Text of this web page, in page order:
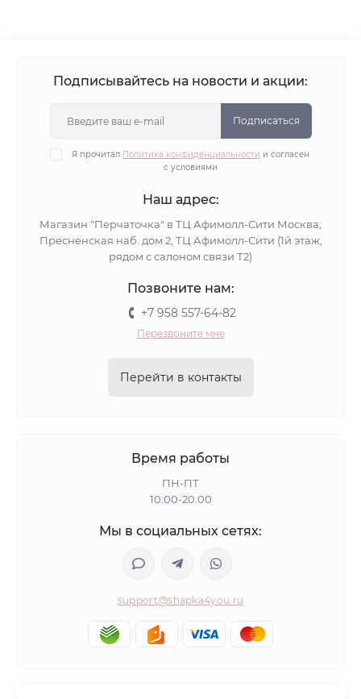
Подписывайтесь на новости и акции:
Подписаться
Я прочитал Политика конфиденциальности и согласен
с условиями
Наш адрес:
Магазин "Перчаточка" в ТЦ Афимолл-Сити Москва,
Пресненская наб. дом 2, ТЦ Афимолл-Сити (1й этаж,
рядом с салоном связи Т2)
Позвоните нам:
+7 958 557-64-82
Перезвоните мне
Перейти в контакты
Время работы
ПН-ПТ
10:00-20:00
Мы в социальных сетях:
support@shapka4you.ru